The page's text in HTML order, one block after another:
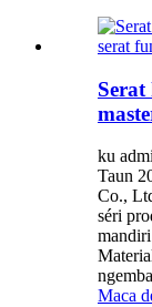
Serat
ku
Taun
Co.,
séri
Maca